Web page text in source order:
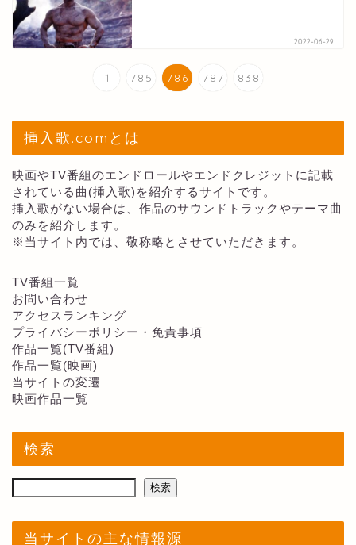
2022-06-29
1 785 786 787 838
挿入歌.comとは
映画やTV番組のエンドロールやエンドクレジットに記載
されている曲(挿入歌)を紹介するサイトです。
挿入歌がない場合は、作品のサウンドトラックやテーマ曲
のみを紹介します。
※当サイト内では、敬称略とさせていただきます。
TV番組一覧
お問い合わせ
アクセスランキング
プライバシーポリシー・免責事項
作品一覧(TV番組)
作品一覧(映画)
当サイトの変遷
映画作品一覧
検索
検索
当サイトの主な情報源